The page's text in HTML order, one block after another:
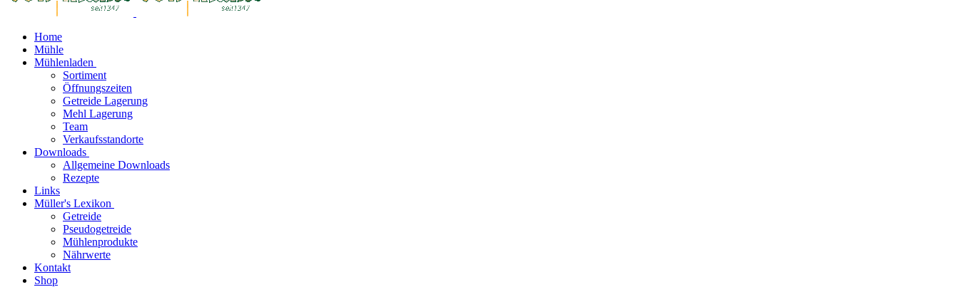
Home
Mühle
Mühlenladen
Sortiment
Öffnungszeiten
Getreide Lagerung
Mehl Lagerung
Team
Verkaufsstandorte
Downloads
Allgemeine Downloads
Rezepte
Links
Müller's Lexikon
Getreide
Pseudogetreide
Mühlenprodukte
Nährwerte
Kontakt
Shop